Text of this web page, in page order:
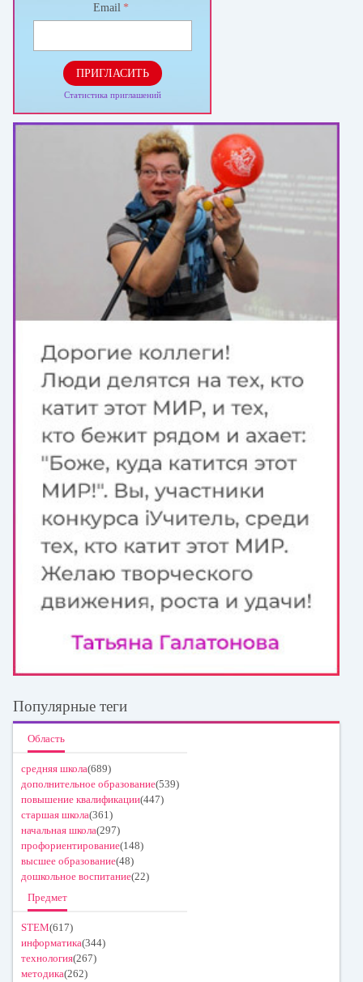
Email *
ПРИГЛАСИТЬ
Статистика приглашений
Популярные теги
Область
средняя школа(689)
дополнительное образование(539)
повышение квалификации(447)
старшая школа(361)
начальная школа(297)
профориентирование(148)
высшее образование(48)
дошкольное воспитание(22)
Предмет
STEM(617)
информатика(344)
технология(267)
методика(262)